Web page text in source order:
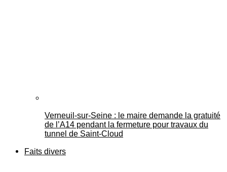
Verneuil-sur-Seine : le maire demande la gratuité
de l’A14 pendant la fermeture pour travaux du
tunnel de Saint-Cloud
Faits divers